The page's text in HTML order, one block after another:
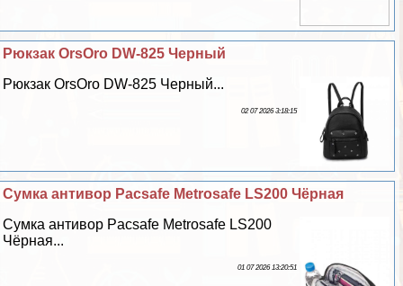
Рюкзак OrsOro DW-825 Черный
Рюкзак OrsOro DW-825 Черный...
02 07 2026 3:18:15
Сумка антивор Pacsafe Metrosafe LS200 Чёрная
Сумка антивор Pacsafe Metrosafe LS200
Чёрная...
01 07 2026 13:20:51